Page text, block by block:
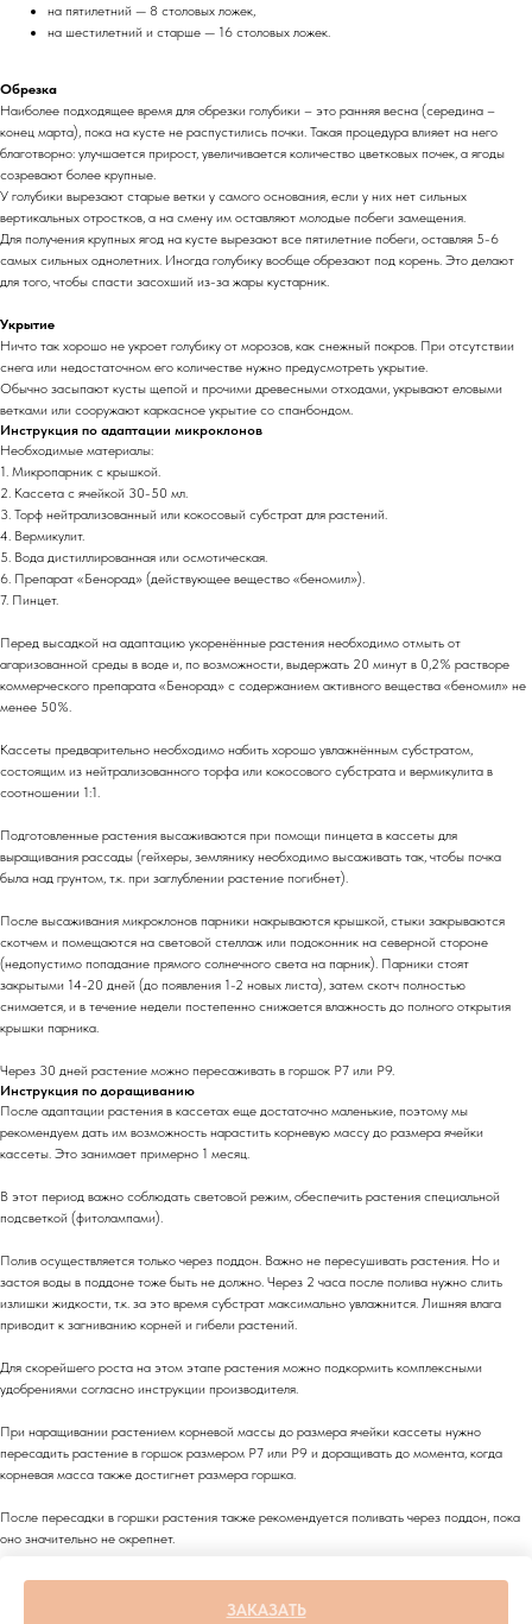
ЗАКАЗАТЬ
на пятилетний — 8 столовых ложек,
на шестилетний и старше — 16 столовых ложек.
Обрезка
Наиболее подходящее время для обрезки голубики – это ранняя весна (середина –
конец марта), пока на кусте не распустились почки. Такая процедура влияет на него
благотворно: улучшается прирост, увеличивается количество цветковых почек, а ягоды
созревают более крупные.
У голубики вырезают старые ветки у самого основания, если у них нет сильных
вертикальных отростков, а на смену им оставляют молодые побеги замещения.
Для получения крупных ягод на кусте вырезают все пятилетние побеги, оставляя 5-6
самых сильных однолетних. Иногда голубику вообще обрезают под корень. Это делают
для того, чтобы спасти засохший из-за жары кустарник.
Укрытие
Ничто так хорошо не укроет голубику от морозов, как снежный покров. При отсутствии
снега или недостаточном его количестве нужно предусмотреть укрытие.
Обычно засыпают кусты щепой и прочими древесными отходами, укрывают еловыми
ветками или сооружают каркасное укрытие со спанбондом.
Инструкция по адаптации микроклонов
Необходимые материалы:
1. Микропарник с крышкой.
2. Кассета с ячейкой 30-50 мл.
3. Торф нейтрализованный или кокосовый субстрат для растений.
4. Вермикулит.
5. Вода дистиллированная или осмотическая.
6. Препарат «Бенорад» (действующее вещество «беномил»).
7. Пинцет.
Перед высадкой на адаптацию укоренённые растения необходимо отмыть от
агаризованной среды в воде и, по возможности, выдержать 20 минут в 0,2% растворе
коммерческого препарата «Бенорад» с содержанием активного вещества «беномил» не
менее 50%.
Кассеты предварительно необходимо набить хорошо увлажнённым субстратом,
состоящим из нейтрализованного торфа или кокосового субстрата и вермикулита в
соотношении 1:1.
Подготовленные растения высаживаются при помощи пинцета в кассеты для
выращивания рассады (гейхеры, землянику необходимо высаживать так, чтобы почка
была над грунтом, т.к. при заглублении растение погибнет).
После высаживания микроклонов парники накрываются крышкой, стыки закрываются
скотчем и помещаются на световой стеллаж или подоконник на северной стороне
(недопустимо попадание прямого солнечного света на парник). Парники стоят
закрытыми 14-20 дней (до появления 1-2 новых листа), затем скотч полностью
снимается, и в течение недели постепенно снижается влажность до полного открытия
крышки парника.
Через 30 дней растение можно пересаживать в горшок Р7 или Р9.
Инструкция по доращиванию
После адаптации растения в кассетах еще достаточно маленькие, поэтому мы
рекомендуем дать им возможность нарастить корневую массу до размера ячейки
кассеты. Это занимает примерно 1 месяц.
В этот период важно соблюдать световой режим, обеспечить растения специальной
подсветкой (фитолампами).
Полив осуществляется только через поддон. Важно не пересушивать растения. Но и
застоя воды в поддоне тоже быть не должно. Через 2 часа после полива нужно слить
излишки жидкости, т.к. за это время субстрат максимально увлажнится. Лишняя влага
приводит к загниванию корней и гибели растений.
Для скорейшего роста на этом этапе растения можно подкормить комплексными
удобрениями согласно инструкции производителя.
При наращивании растением корневой массы до размера ячейки кассеты нужно
пересадить растение в горшок размером Р7 или Р9 и доращивать до момента, когда
корневая масса также достигнет размера горшка.
После пересадки в горшки растения также рекомендуется поливать через поддон, пока
оно значительно не окрепнет.
Затем растение можно пересаживать в открытый грунт.